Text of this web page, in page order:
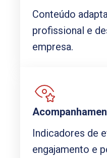
Conteúdo
profissional e
empresa.
Indicadores de
engajamento e